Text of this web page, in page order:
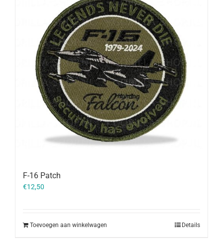
F-16 Patch
€12,50
Toevoegen aan winkelwagen Details